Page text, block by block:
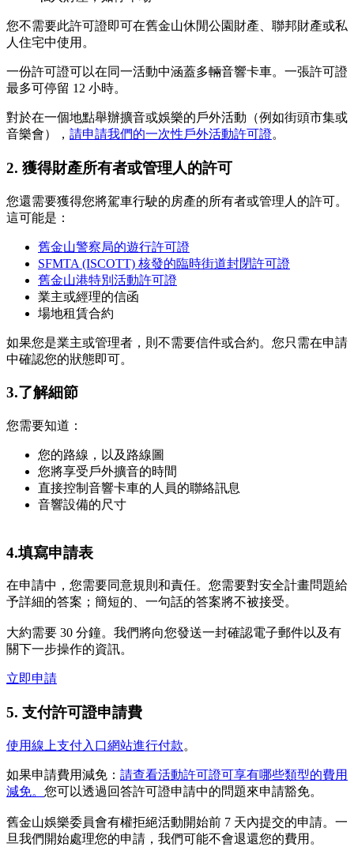
您不需要此許可證即可在舊金山休閒公園財產、聯邦財產或私
人住宅中使用。
一份許可證可以在同一活動中涵蓋多輛音響卡車。一張許可證
最多可停留 12 小時。
對於在一個地點舉辦擴音或娛樂的戶外活動（例如街頭市集或
音樂會）， 請申請我們的一次性戶外活動許可證。
2. 獲得財產所有者或管理人的許可
您還需要獲得您將駕車行駛的房產的所有者或管理人的許可。
這可能是：
舊金山警察局的遊行許可證
SFMTA (ISCOTT) 核發的臨時街道封閉許可證
舊金山港特別活動許可證
業主或經理的信函
場地租賃合約
如果您是業主或管理者，則不需要信件或合約。您只需在申請
中確認您的狀態即可。
3.了解細節
您需要知道：
您的路線，以及路線圖
您將享受戶外擴音的時間
直接控制音響卡車的人員的聯絡訊息
音響設備的尺寸
4.填寫申請表
在申請中，您需要同意規則和責任。您需要對安全計畫問題給
予詳細的答案；簡短的、一句話的答案將不被接受。
大約需要 30 分鐘。我們將向您發送一封確認電子郵件以及有
關下一步操作的資訊。
立即申請
5. 支付許可證申請費
使用線上支付入口網站進行付款。
如果申請費用減免： 請查看活動許可證可享有哪些類型的費用
減免。 您可以透過回答許可證申請中的問題來申請豁免。
舊金山娛樂委員會有權拒絕活動開始前 7 天內提交的申請。一
旦我們開始處理您的申請，我們可能不會退還您的費用。